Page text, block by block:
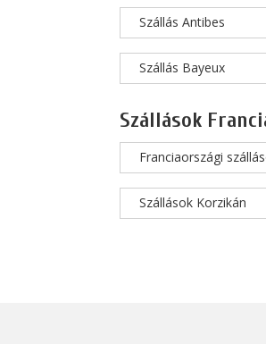
Szállás Antibes
Szállás Bayeux
Szállások
Franciaországi
Szállások Korzikán